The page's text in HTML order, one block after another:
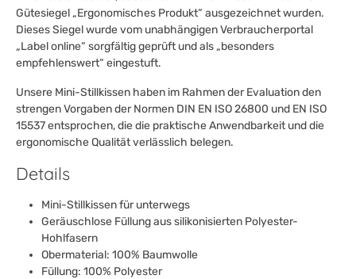
Gütesiegel „Ergonomisches Produkt“ ausgezeichnet wurden.
Dieses Siegel wurde vom unabhängigen Verbraucherportal
„Label online“ sorgfältig geprüft und als „besonders
empfehlenswert“ eingestuft.
Unsere Mini-Stillkissen haben im Rahmen der Evaluation den
strengen Vorgaben der Normen DIN EN ISO 26800 und EN ISO
15537 entsprochen, die die praktische Anwendbarkeit und die
ergonomische Qualität verlässlich belegen.
Details
Mini-Stillkissen für unterwegs
Geräuschlose Füllung aus silikonisierten Polyester-
Hohlfasern
Obermaterial: 100% Baumwolle
Füllung: 100% Polyester